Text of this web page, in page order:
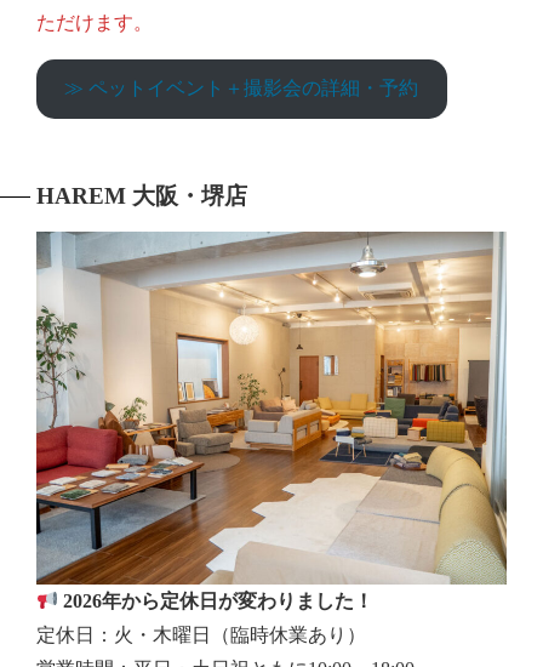
ただけます。
≫ ペットイベント＋撮影会の詳細・予約
HAREM 大阪・堺店
2026年から定休日が変わりました！
定休日：火・木曜日（臨時休業あり）